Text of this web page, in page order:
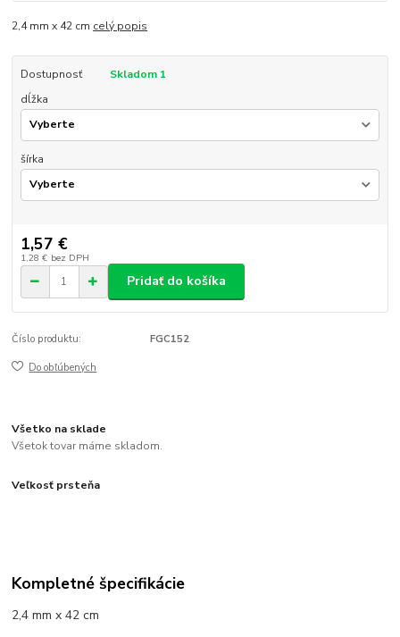
2,4 mm x 42 cm celý popis
Dostupnosť
Skladom 1
dĺžka
šírka
1,57 €
1,28 € bez DPH
Pridať do košíka
Číslo produktu: FGC152
Do obľúbených
Všetko na sklade
Všetok tovar máme skladom.
Veľkosť prsteňa
Kompletné špecifikácie
2,4 mm x 42 cm